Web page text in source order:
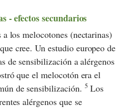
- efectos secundarios
los melocotones (nectarinas)
cree. Un estudio europeo de
de sensibilización a alérgenos
que el melocotón era el
de sensibilización. 5 Los
alérgenos que se